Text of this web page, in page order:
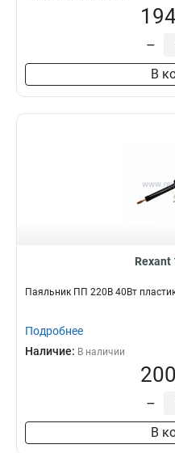
–
В
Rexant
Паяльник ПП 220В 40Вт
Подробнее
Наличие: В наличии
–
В